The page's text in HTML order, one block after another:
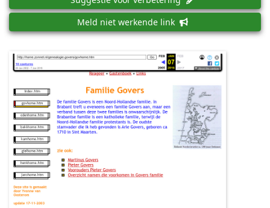
Meld niet werkende link